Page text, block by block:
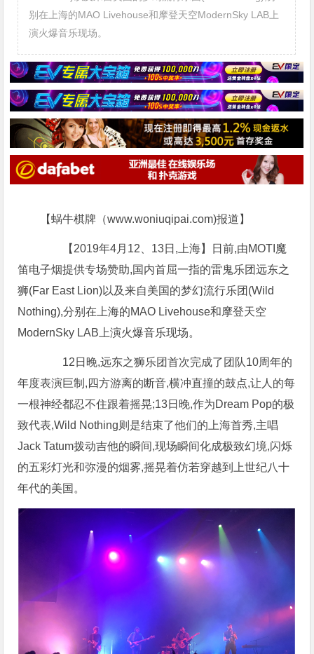
别在上海的MAO Livehouse和摩登天空ModernSky LAB上
演火爆音乐现场。
【蜗牛棋牌（www.woniuqipai.com)报道】
【2019年4月12、13日,上海】日前,由MOTI魔
笛电子烟提供专场赞助,国内首屈一指的雷鬼乐团远东之
狮(Far East Lion)以及来自美国的梦幻流行乐团(Wild
Nothing),分别在上海的MAO Livehouse和摩登天空
ModernSky LAB上演火爆音乐现场。
12日晚,远东之狮乐团首次完成了团队10周年的
年度表演巨制,四方游离的断音,横冲直撞的鼓点,让人的每
一根神经都忍不住跟着摇晃;13日晚,作为Dream Pop的极
致代表,Wild Nothing则是结束了他们的上海首秀,主唱
Jack Tatum拨动吉他的瞬间,现场瞬间化成极致幻境,闪烁
的五彩灯光和弥漫的烟雾,摇晃着仿若穿越到上世纪八十
年代的美国。